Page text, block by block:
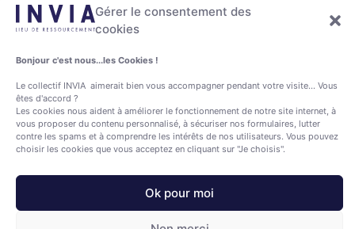
Gérer le consentement des
cookies
Bonjour c'est nous...les Cookies !
Le collectif INVIA aimerait bien vous accompagner pendant votre visite... Vous
êtes d'accord ?
Les cookies nous aident à améliorer le fonctionnement de notre site internet, à
vous proposer du contenu personnalisé, à sécuriser nos formulaires, lutter
contre les spams et à comprendre les intérêts de nos utilisateurs. Vous pouvez
choisir les cookies que vous acceptez en cliquant sur "Je choisis".
Ok pour moi
Choisissez l’activité souhaitée, une date disponible et
inscrivez vous via notre formulaire.
Inscrivez vous à notre newsletter et restez informé de
nos prochaines activités et des prochaines dates
disponibles.
Une question sur une activité, sur l’organisation ?
Laissez nous un message dansle formulaire contact
Nous vous recontacterons dans les plus brefs délais.